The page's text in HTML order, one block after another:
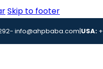
Skip to footer
- info@ahpbaba.com|USA: